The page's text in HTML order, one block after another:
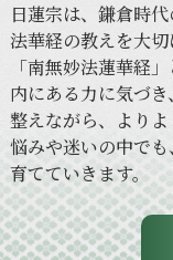
日蓮宗は、 鎌倉時代
法華経の教えを大切
「南無妙法蓮華経」
内にある力に気づき、
整えながら、
より よ
悩みや迷いの中でも、
育てていきます。